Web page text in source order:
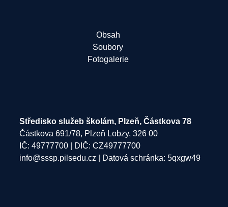
Obsah
Soubory
Fotogalerie
Středisko služeb školám, Plzeň, Částkova 78
Částkova 691/78, Plzeň Lobzy, 326 00
IČ: 49777700 | DIČ: CZ49777700
info@sssp.pilsedu.cz | Datová schránka: 5qxgw49